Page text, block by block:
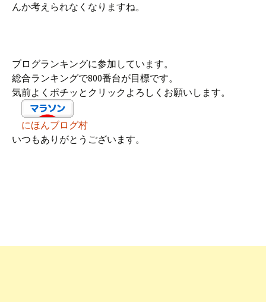
んか考えられなくなりますね。
ブログランキングに参加しています。
総合ランキングで800番台が目標です。
気前よくポチッとクリックよろしくお願いします。
にほんブログ村
いつもありがとうございます。